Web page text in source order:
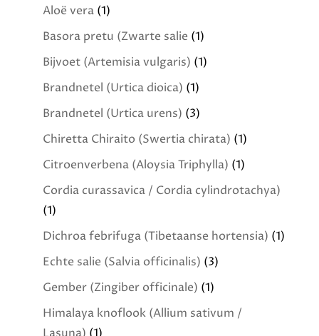
Aloë vera(1)
Basora pretu (Zwarte salie (1)
Bijvoet (Artemisia vulgaris) (1)
Brandnetel (Urtica dioica) (1)
Brandnetel (Urtica urens) (3)
Chiretta Chiraito (Swertia chirata) (1)
Citroenverbena (Aloysia Triphylla) (1)
Cordia curassavica / Cordia cylindrotachya)
(1)
Dichroa febrifuga (Tibetaanse hortensia) (1)
Echte salie (Salvia officinalis) (3)
Gember (Zingiber officinale) (1)
Himalaya knoflook (Allium sativum /